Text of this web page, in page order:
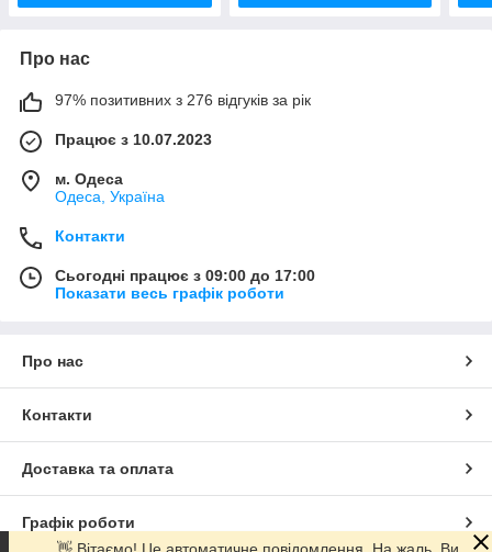
Про нас
97% позитивних з 276 відгуків за рік
Працює з 10.07.2023
м. Одеса
Одеса, Україна
Контакти
Сьогодні працює з 09:00 до 17:00
Показати весь графік роботи
Про нас
Контакти
Доставка та оплата
Графік роботи